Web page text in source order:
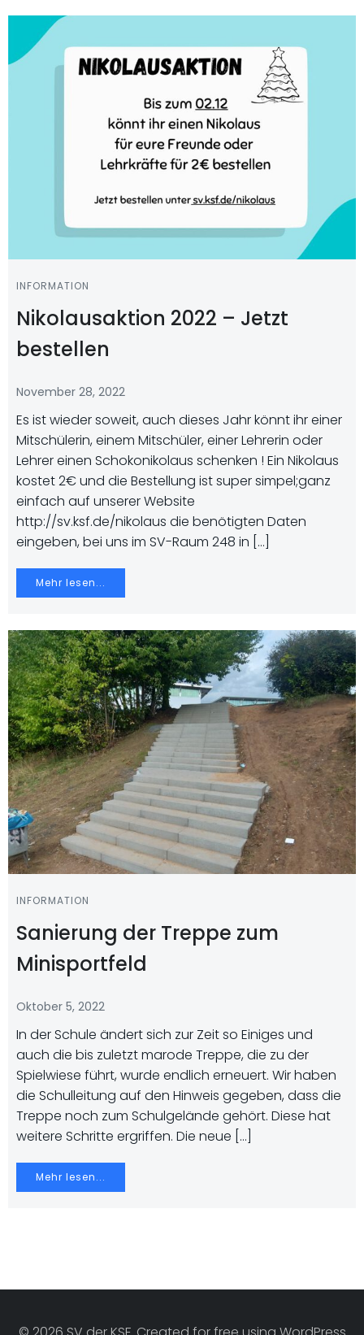
INFORMATION
Nikolausaktion 2022 – Jetzt
bestellen
November 28, 2022
Es ist wieder soweit, auch dieses Jahr könnt ihr einer
Mitschülerin, einem Mitschüler, einer Lehrerin oder
Lehrer einen Schokonikolaus schenken ! Ein Nikolaus
kostet 2€ und die Bestellung ist super simpel;ganz
einfach auf unserer Website
http://sv.ksf.de/nikolaus die benötigten Daten
eingeben, bei uns im SV-Raum 248 in […]
Mehr lesen...
INFORMATION
Sanierung der Treppe zum
Minisportfeld
Oktober 5, 2022
In der Schule ändert sich zur Zeit so Einiges und
auch die bis zuletzt marode Treppe, die zu der
Spielwiese führt, wurde endlich erneuert. Wir haben
die Schulleitung auf den Hinweis gegeben, dass die
Treppe noch zum Schulgelände gehört. Diese hat
weitere Schritte ergriffen. Die neue […]
Mehr lesen...